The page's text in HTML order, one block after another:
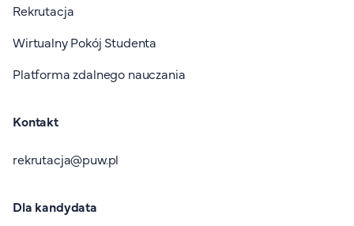
Stopka I
Rekrutacja
Wirtualny Pokój Studenta
Platforma zdalnego nauczania
Kontakt
rekrutacja@puw.pl
Dla kandydata